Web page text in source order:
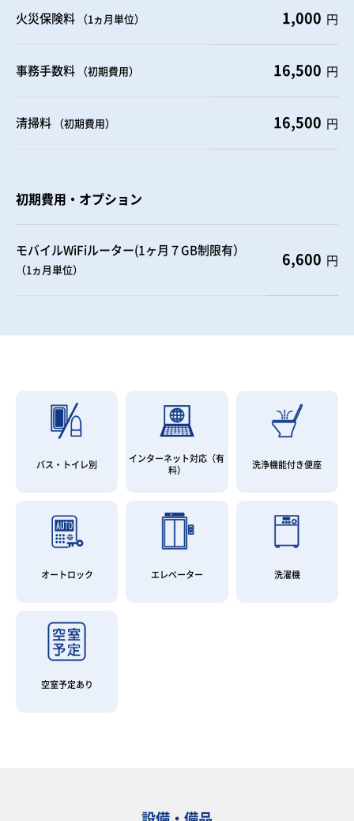
火災保険料 （1ヵ月単位） 1,000 円
事務手数料 （初期費用） 16,500 円
清掃料 （初期費用） 16,500 円
初期費用・オプション
モバイルWiFiルーター(1ヶ月７GB制限有）
（1ヵ月単位） 6,600 円
バス・トイレ別
インターネット対応（有
料）
洗浄機能付き便座
オートロック エレベーター 洗濯機
空室予定あり